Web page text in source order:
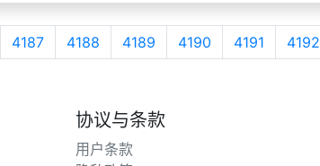
4187 4188 4189 4190 4191 4192
协议与条款
用户条款